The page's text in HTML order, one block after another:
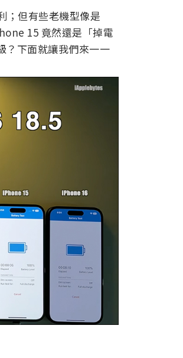
；但有些老機型像是
15 竟然還是「掉電
？下面就讓我們來一一